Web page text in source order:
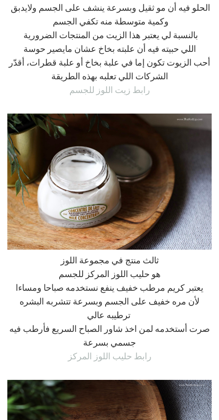
الحلو فيه أن مو ثقيل وبسرعة ينشف على الجسم ولايدبق
وكمية متوسطة منه تكفي الجسم
بالنسبة لي يعتبر هذا الزيت من المنتجات الضرورية
اللي حبيته فيه أن علبته بخاخ عشان مايصير حوسة
أحب الزيوت تكون إما في علبة بخاخ أو علبة قطرات، أقدّر
الشركات اللي تعلبه بهذه الطريقة
رابط زيت اللوز للجسم
ثالث منتج في مجموعة اللوز
هو حليب اللوز المركز للجسم
يعتبر كريم مرطب خفيف ينفع نستخدمه صباحا ومساءا
لأن مره خفيف على الجسم وبسرعة تتشربه البشره
ترطيبه عالي
صرت أستخدمه لمن اخذ شاور الصباح السريع فأرطب فيه
جسمي بسرعة
رابط حليب اللوز المركز